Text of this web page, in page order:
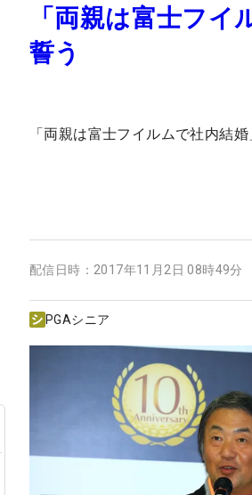
「両親は富士フ
誓う
「両親は富士フイルムで社内結
配信日時： 2017年11月2日 08時49分
PGAシニア